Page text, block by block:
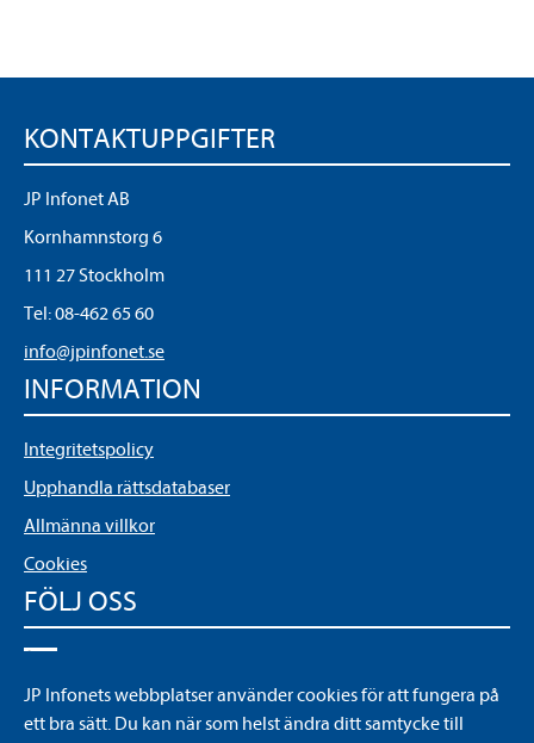
KONTAKTUPPGIFTER
JP Infonet AB
Kornhamnstorg 6
111 27 Stockholm
Tel:08-462 65 60
info@jpinfonet.se
INFORMATION
Integritetspolicy
Upphandla rättsdatabaser
Allmänna villkor
Cookies
FÖLJ OSS
YouTube
JP Infonets webbplatser använder cookies för att fungera på
ett bra sätt. Du kan när som helst ändra ditt samtycke till